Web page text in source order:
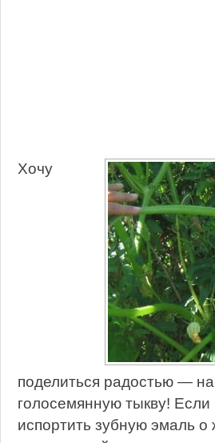
Хочу
поделиться радостью —
голосемянную тыкву!
испортить зубную эмаль